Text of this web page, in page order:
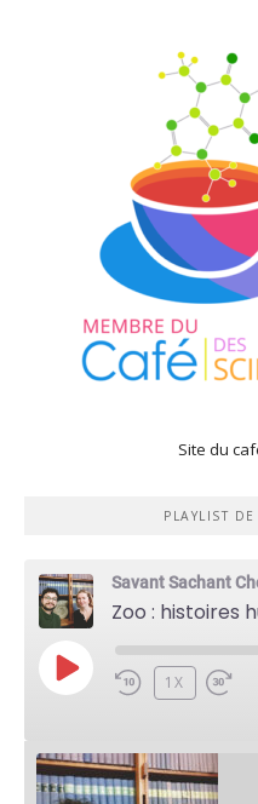
Site du
PLAYLIST
Savant Sachant
PLAY
EPISODE
1X